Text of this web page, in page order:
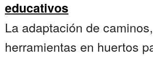
educativos
La adaptación de
herramientas en huertos